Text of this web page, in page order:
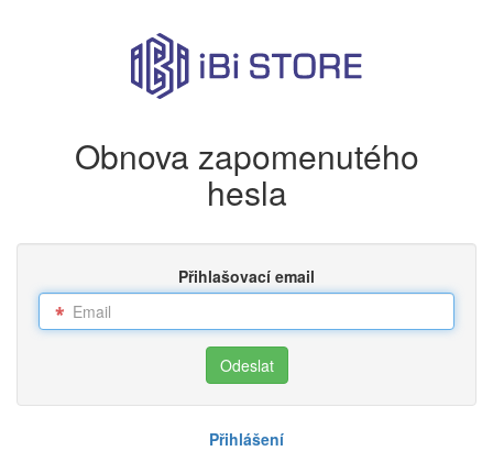
Obnova zapomenutého
hesla
Přihlašovací email
Přihlášení